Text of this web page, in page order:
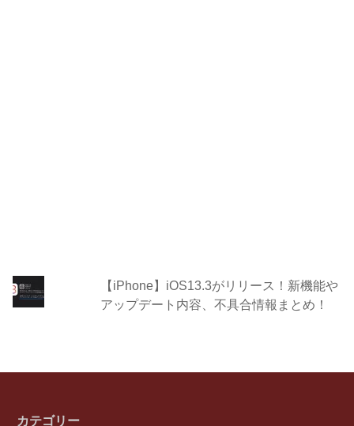
【iPhone】iOS13.3がリリース！新機能や
アップデート内容、不具合情報まとめ！
カテゴリー